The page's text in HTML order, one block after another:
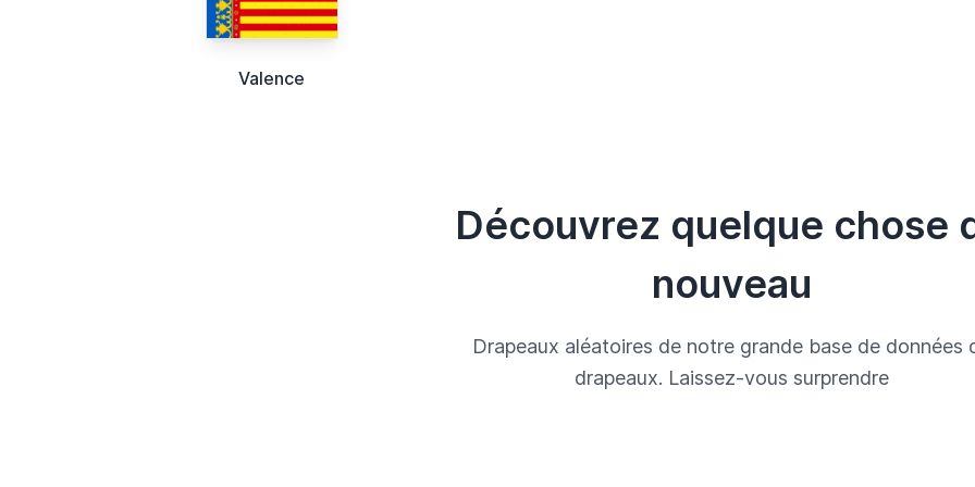
Valence
Découvrez quelque chose
nouveau
Drapeaux aléatoires de notre grande base de données
drapeaux. Laissez-vous surprendre